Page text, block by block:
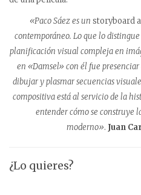
«Paco Sáez es un storyboard
contemporáneo. Lo que lo
planificación visual compleja en
en «Damsel» con él fue
dibujar y plasmar secuencias
compositiva está al servicio de la
entender cómo se construye
moderno». Juan
¿Lo quieres?